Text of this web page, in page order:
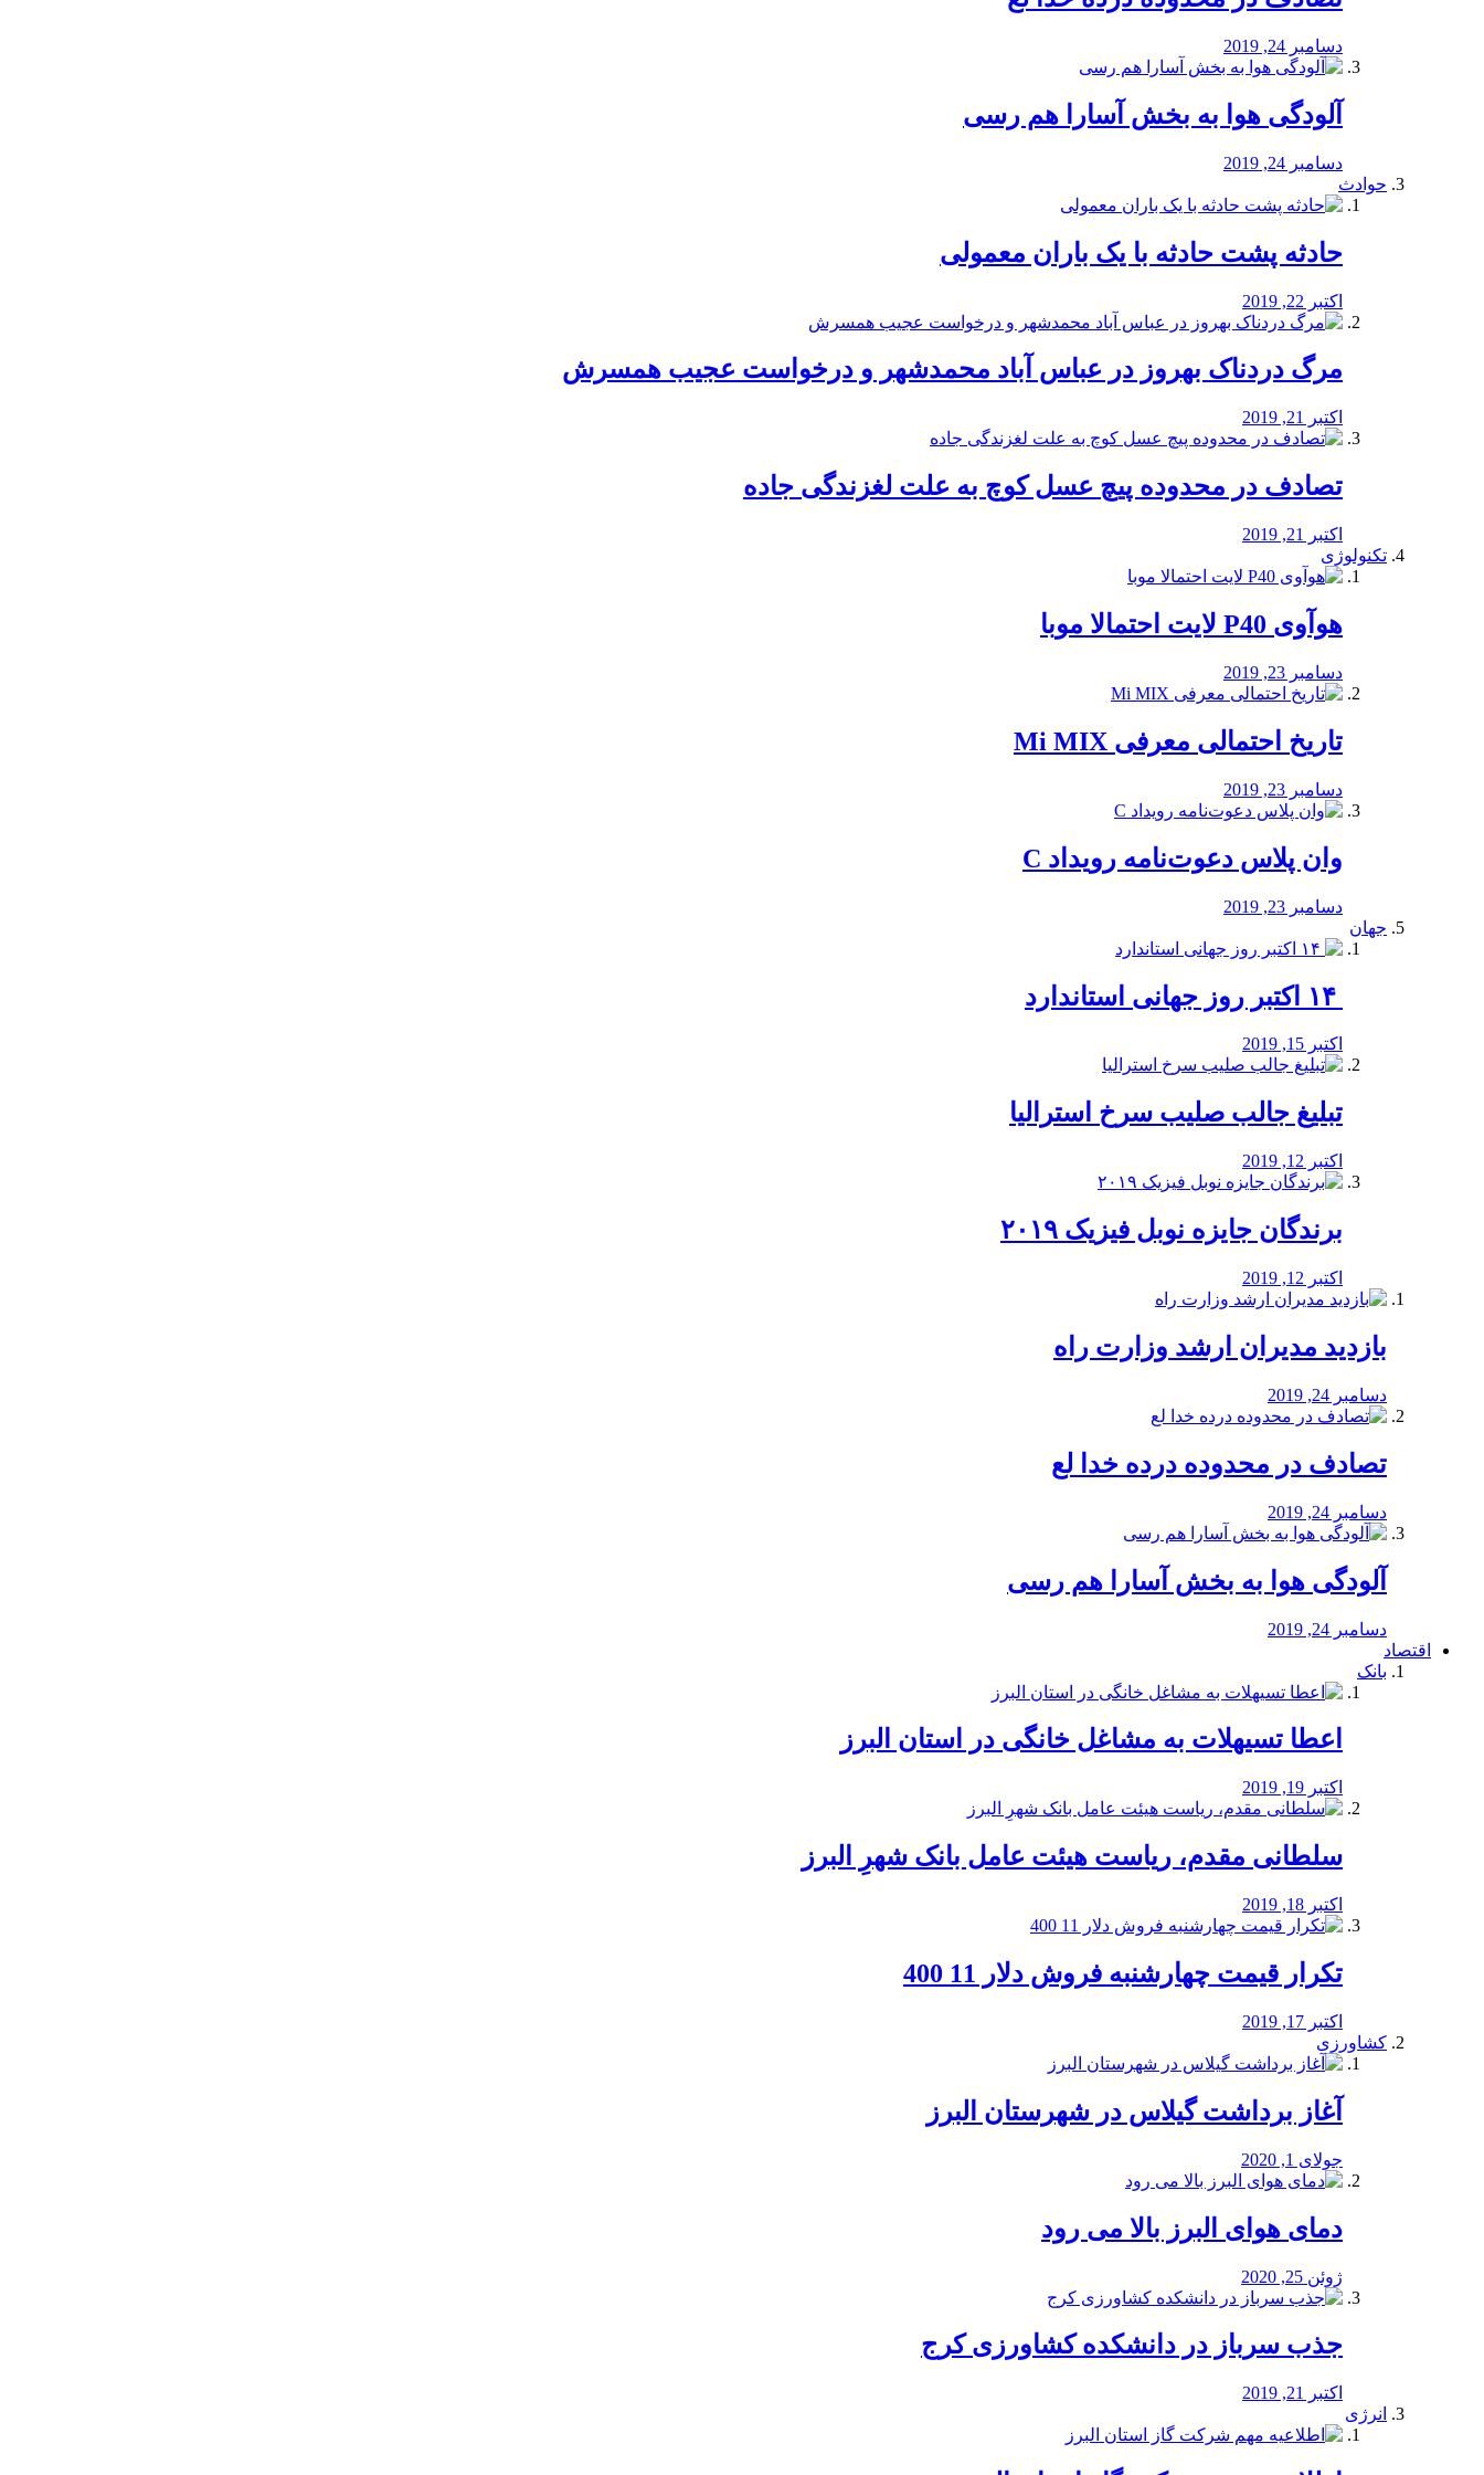
دسامبر 24, 2019
آلودگی هوا به بخش آسارا هم رسی
دسامبر 24, 2019
حوادث
️حادثه پشت حادثه با یک باران معمولی
اکتبر 22, 2019
مرگ دردناک بهروز در عباس آباد محمدشهر و درخواست عجیب همسرش
اکتبر 21, 2019
تصادف در محدوده پیچ عسل کوچ به علت لغزندگی جاده
اکتبر 21, 2019
تکنولوژی
هوآوی P40 لایت احتمالا موبا
دسامبر 23, 2019
تاریخ احتمالی معرفی Mi MIX
دسامبر 23, 2019
وان پلاس دعوت‌نامه رویداد C
دسامبر 23, 2019
جهان
اکتبر 15, 2019
تبلیغ جالب صلیب سرخ استرالیا
اکتبر 12, 2019
برندگان جایزه نوبل فیزیک ۲۰۱۹
اکتبر 12, 2019
بازدید مدیران ارشد وزارت راه
دسامبر 24, 2019
تصادف در محدوده درده خدا لع
دسامبر 24, 2019
آلودگی هوا به بخش آسارا هم رسی
دسامبر 24, 2019
اقتصاد
بانک
️اعطا تسیهلات به مشاغل خانگی در استان البرز
اکتبر 19, 2019
سلطانی مقدم، ریاست هیئت عامل بانک شهرِ البرز
اکتبر 18, 2019
تکرار قیمت چهارشنبه فروش دلار 11 400
اکتبر 17, 2019
کشاورزی
آغاز برداشت گیلاس در شهرستان البرز
جولای 1, 2020
دمای هوای البرز بالا می رود
ژوئن 25, 2020
جذب سرباز در دانشکده کشاورزی کرج
اکتبر 21, 2019
انرژی